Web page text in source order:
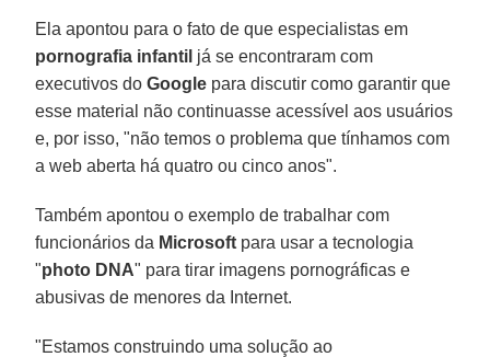
Ela apontou para o fato de que especialistas em
pornografia infantil já se encontraram com
executivos doGoogle para discutir como garantir que
esse material não continuasse acessível aos usuários
e, por isso, "não temos o problema que tínhamos com
a web aberta há quatro ou cinco anos".
Também apontou o exemplo de trabalhar com
funcionários da Microsoft para usar a tecnologia
"photo DNA" para tirar imagens pornográficas e
abusivas de menores da Internet.
"Estamos construindo uma solução ao